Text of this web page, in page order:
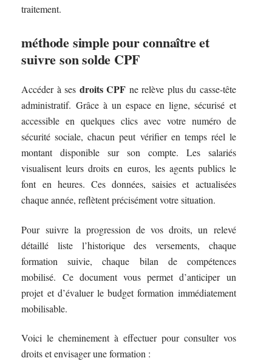
traitement.
méthode simple pour connaître et
suivre son solde CPF
Accéder à ses droits CPF ne relève plus du casse-tête
administratif. Grâce à un espace en ligne, sécurisé et
accessible en quelques clics avec votre numéro de
sécurité sociale, chacun peut vérifier en temps réel le
montant disponible sur son compte. Les salariés
visualisent leurs droits en euros, les agents publics le
font en heures. Ces données, saisies et actualisées
chaque année, reflètent précisément votre situation.
Pour suivre la progression de vos droits, un relevé
détaillé liste l’historique des versements, chaque
formation suivie, chaque bilan de compétences
mobilisé. Ce document vous permet d’anticiper un
projet et d’évaluer le budget formation immédiatement
mobilisable.
Voici le cheminement à effectuer pour consulter vos
droits et envisager une formation :